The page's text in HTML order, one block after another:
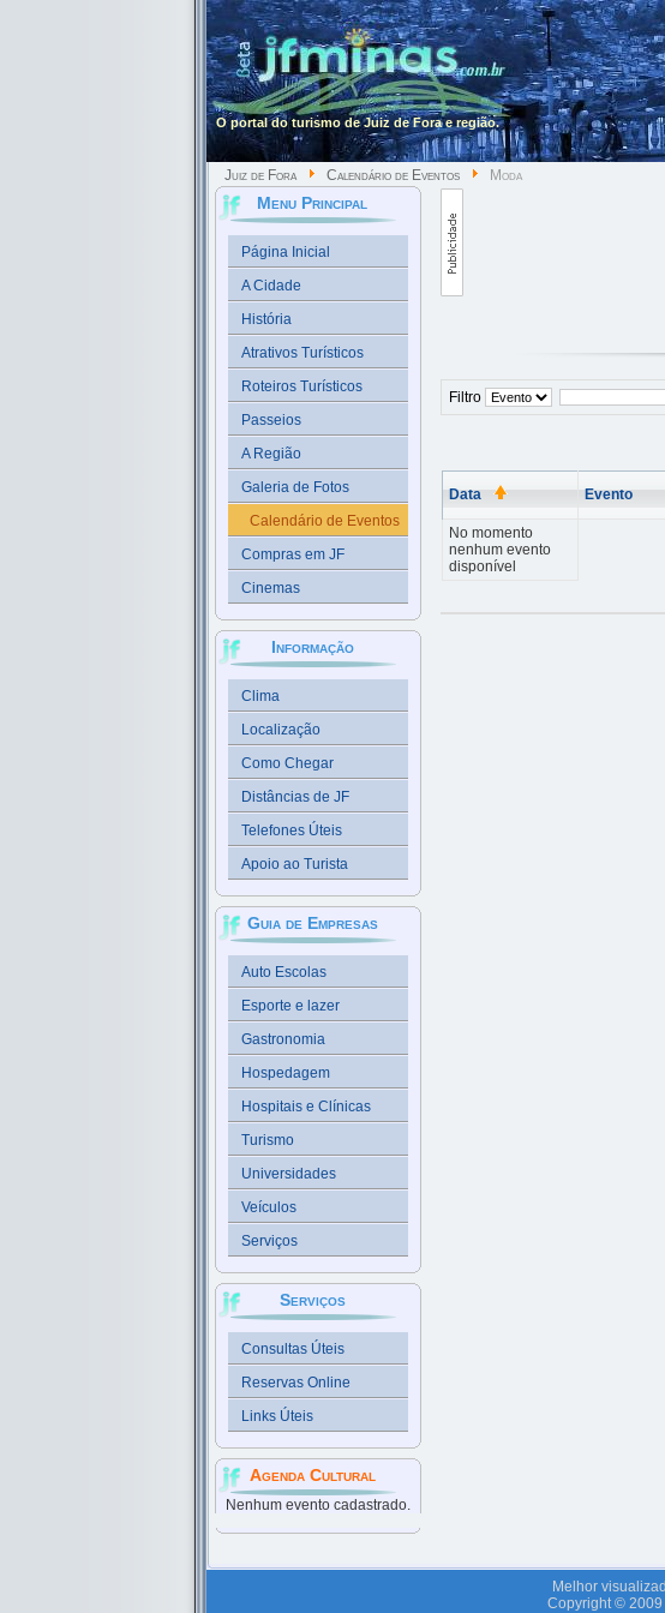
O portal do turismo de Juiz de Fora e região.
Juiz de Fora Calendário de Eventos Moda
Menu Principal
Página Inicial
A Cidade
História
Atrativos Turísticos
Roteiros Turísticos
Passeios
A Região
Galeria de Fotos
Calendário de Eventos
Compras em JF
Cinemas
Informação
Clima
Localização
Como Chegar
Distâncias de JF
Telefones Úteis
Apoio ao Turista
Guia de Empresas
Auto Escolas
Esporte e lazer
Gastronomia
Hospedagem
Hospitais e Clínicas
Turismo
Universidades
Veículos
Serviços
Serviços
Consultas Úteis
Reservas Online
Links Úteis
Agenda Cultural
Nenhum evento cadastrado.
Filtro
Data Evento
No momento
nenhum evento
disponível
Melhor
Copyright © 2009